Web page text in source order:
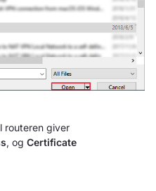
routeren giver
, og Certificate